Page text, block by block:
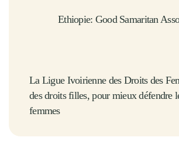
Ethiopie: Good Samaritan
La Ligue Ivoirienne des Droits des
des droits filles, pour mieux défendre
femmes